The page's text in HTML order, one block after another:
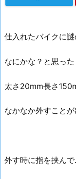
仕入れたバイクに
なにかな？と思っ
太さ20mm長さ
なかなか外すこと
外す時に指を挟ん